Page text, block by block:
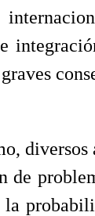
diversos
de
la